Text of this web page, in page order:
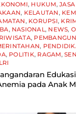
, HUKUM,
, KELAUTAN,
, KORUPSI,
, NASIONAL, NEWS,
,
,
, POLITIK, RAGAM,
pada Anak